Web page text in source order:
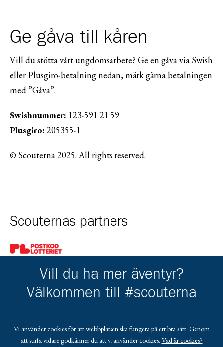
Ge gåva till kåren
Vill du stötta vårt ungdomsarbete? Ge en gåva via Swish
eller Plusgiro-betalning nedan, märk gärna betalningen
med ”Gåva”.
Swishnummer: 123-591 21 59
Plusgiro: 205355-1
© Scouterna 2025. All rights reserved.
Scouternas partners
Gå till pl_50
Kårens partners
Vill du ha mer äventyr?
Välkommen till #scouterna
Vi använder cookies för att webbplatsen ska fungera på ett bra sätt. Genom
att surfa vidare godkänner du att vi använder cookies. Vad är cookies?